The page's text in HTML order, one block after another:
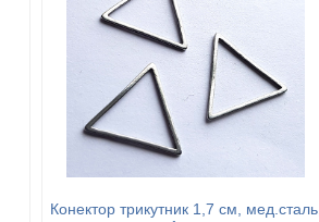
Конектор трикутник 1,7 см, мед.сталь,